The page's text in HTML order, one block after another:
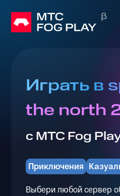
Играть в
the north
с МТС Fog
Приключения
Выбери любой сервер